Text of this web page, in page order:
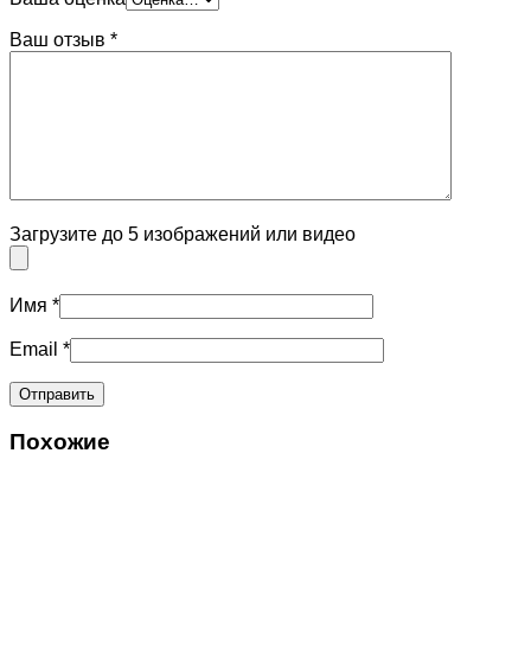
Ваш отзыв *
Загрузите до 5 изображений или видео
Имя *
Email *
Похожие